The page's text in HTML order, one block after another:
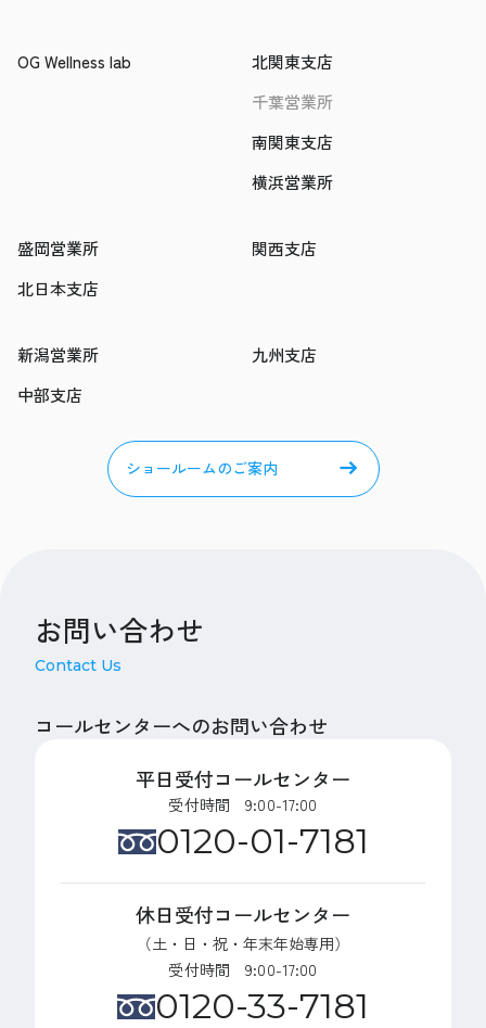
OG Wellness lab
北関東支店
千葉営業所
南関東支店
横浜営業所
盛岡営業所
北日本支店
関西支店
新潟営業所
中部支店
九州支店
ショールームのご案内
お問い合わせ
Contact Us
コールセンターへのお問い合わせ
平日受付コールセンター
受付時間 9:00-17:00
0120-01-7181
休日受付コールセンター
（土・日・祝・年末年始専用）
受付時間 9:00-17:00
0120-33-7181